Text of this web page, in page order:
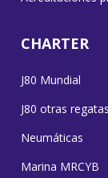
CHARTER
J80 Mundial
J80 otras regatas
Neumáticas
Marina MRCYB